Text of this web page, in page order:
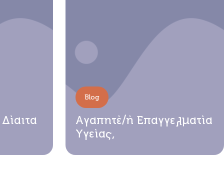
Blog
Αγαπητέ/ή Επαγγελματία
Υγείας,